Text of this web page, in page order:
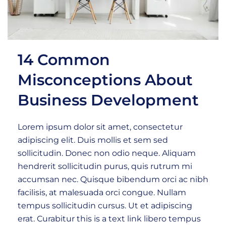
14 Common
Misconceptions About
Business Development
Lorem ipsum dolor sit amet, consectetur
adipiscing elit. Duis mollis et sem sed
sollicitudin. Donec non odio neque. Aliquam
hendrerit sollicitudin purus, quis rutrum mi
accumsan nec. Quisque bibendum orci ac nibh
facilisis, at malesuada orci congue. Nullam
tempus sollicitudin cursus. Ut et adipiscing
erat. Curabitur this is a text link libero tempus